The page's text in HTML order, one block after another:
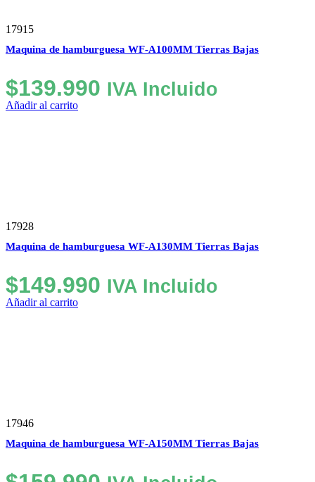
17915
Maquina de hamburguesa WF-A100MM Tierras Bajas
$139.990 IVA Incluido
Añadir al carrito
17928
Maquina de hamburguesa WF-A130MM Tierras Bajas
$149.990 IVA Incluido
Añadir al carrito
17946
Maquina de hamburguesa WF-A150MM Tierras Bajas